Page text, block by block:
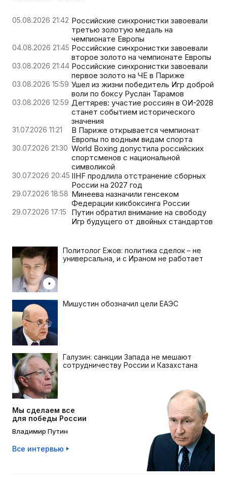
05.08.2026 21:42 Российские синхронистки завоевали
третью золотую медаль на
чемпионате Европы
04.08.2026 21:45 Российские синхронистки завоевали
второе золото на чемпионате Европы
03.08.2026 21:44 Российские синхронистки завоевали
первое золото на ЧЕ в Париже
03.08.2026 15:59 Ушел из жизни победитель Игр доброй
воли по боксу Руслан Тарамов
03.08.2026 12:59 Дегтярев: участие россиян в ОИ-2028
станет событием исторического
значения
31.07.2026 11:21
В Париже открывается чемпионат
Европы по водным видам спорта
30.07.2026 21:30 World Boxing допустила российских
спортсменов с национальной
символикой
30.07.2026 20:45 IIHF продлила отстранение сборных
России на 2027 год
29.07.2026 18:58 Минеева назначили генсеком
Федерации кикбоксинга России
29.07.2026 17:15
Путин обратил внимание на свободу
Игр будущего от двойных стандартов
Политолог Ежов: политика сделок – не
универсальна, и с Ираном не работает
Мишустин обозначил цели ЕАЭС
Галузин: санкции Запада не мешают
сотрудничеству России и Казахстана
Мы сделаем все
для победы России
Владимир Путин
Все интервью